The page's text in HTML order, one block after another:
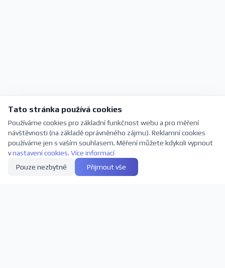
Tato stránka používá cookies
Používáme cookies pro základní funkčnost webu a pro měření
návštěvnosti (na základě oprávněného zájmu). Reklamní cookies
používáme jen s vaším souhlasem. Měření můžete kdykoli vypnout
vnastavení cookies. Více informací
Pouze nezbytné
Přijmout vše